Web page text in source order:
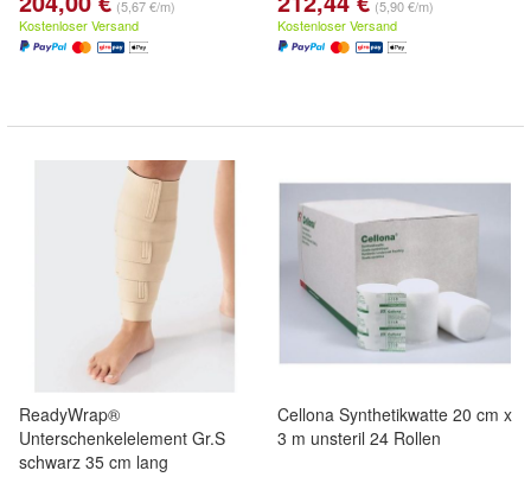
(5,67 €/m)
Kostenloser Versand
(5,90 €/m)
Kostenloser Versand
ReadyWrap®
Unterschenkelelement Gr.S
schwarz 35 cm lang
Cellona Synthetikwatte 20 cm x
3 m unsteril 24 Rollen